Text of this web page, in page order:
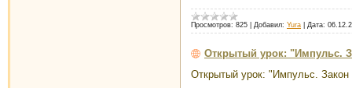
Просмотров: 825 Добавил: Yura Дата:
Открытый урок: "Импульс.
Открытый урок: "Импульс. Закон